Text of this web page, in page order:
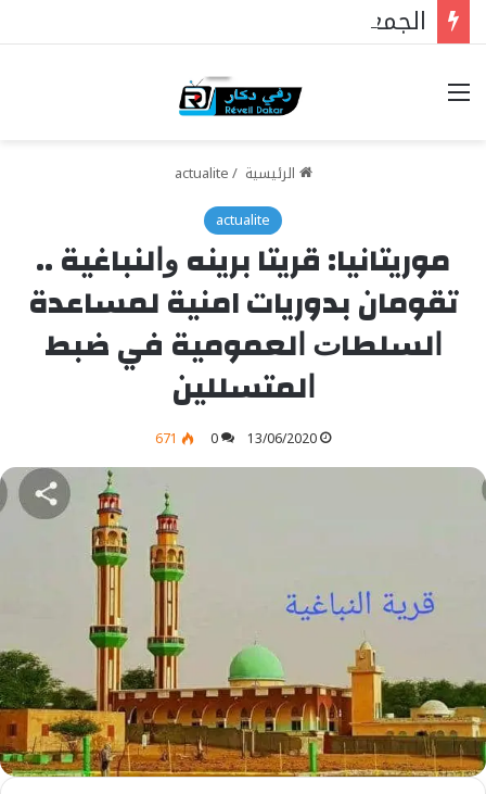
خيارات
الرئيسية /
actualite
actualite
موريتانيا: ﻗﺮﻳﺘﺎ ﺑﺮﻳﻨﻪ ﻭﺍﻟﻨﺒﺎﻏﻴﺔ ..
تقومان بدوريات امنية لمساعدة
ﺍﻟﺴﻠﻄﺎﺕ ﺍﻟﻌﻤﻮﻣﻴﺔ ﻓﻲ ﺿﺒﻂ
ﺍﻟﻤﺘﺴﻠﻠﻴﻦ
13/06/2020
0
671